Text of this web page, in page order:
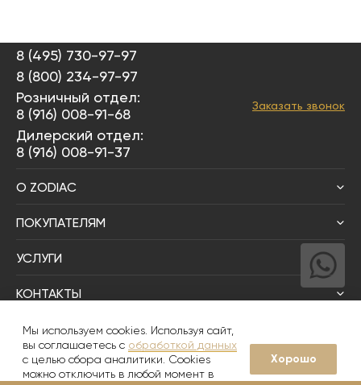
8 (495) 730-97-97
8 (800) 234-97-97
Розничный отдел:
8 (916) 008-91-68
Дилерский отдел:
8 (916) 008-91-37
Заказать звонок
О ZODIAC
ПОКУПАТЕЛЯМ
УСЛУГИ
КОНТАКТЫ
Написать директору
© 2008-2026 Zodiac Интерьер&Керамика
Мы используем cookies. Используя сайт,
вы соглашаетесь с обработкой данных
с целью сбора аналитики. Cookies
можно отключить в любой момент в
Хорошо